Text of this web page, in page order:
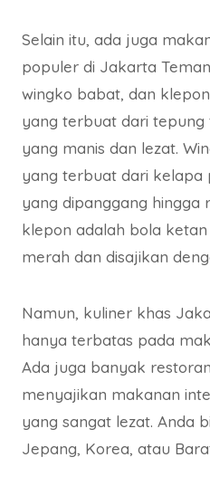
Selain itu, ada juga
populer di Jakarta
wingko babat, dan
yang terbuat dari tepung
yang manis dan lezat.
yang terbuat dari kelapa
yang dipanggang hingga
klepon adalah bola
merah dan disajikan
Namun, kuliner khas
hanya terbatas pada
Ada juga banyak
menyajikan makanan
yang sangat lezat. Anda
Jepang, Korea, atau